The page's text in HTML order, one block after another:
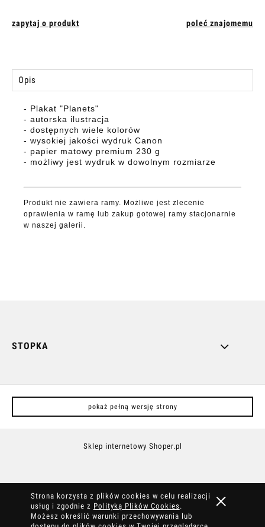
Strona korzysta z plików cookies w celu realizacji
usług i zgodnie z Polityką Plików Cookies.
Możesz określić warunki przechowywania lub
zapytaj o produkt poleć znajomemu
Opis
- Plakat "Planets"
- autorska ilustracja
- dostępnych wiele kolorów
- wysokiej jakości wydruk Canon
- papier matowy premium 230 g
- możliwy jest wydruk w dowolnym rozmiarze
Produkt nie zawiera ramy. Możliwe jest zlecenie
oprawienia w ramę lub zakup gotowej ramy stacjonarnie
w naszej galerii.
STOPKA
pokaż pełną wersję strony
Sklep internetowy Shoper.pl